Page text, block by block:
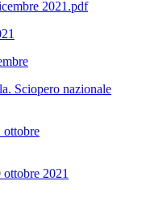
2021.pdf
Sciopero nazionale
ottobre
ottobre 2021